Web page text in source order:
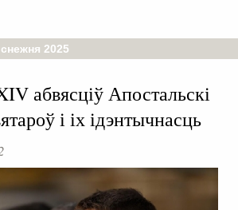
2025
абвясціў Апостальскі
і іх ідэнтычнасць